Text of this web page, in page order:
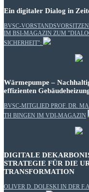
Ein digitaler Dialog in
BVSC-
IM BSI-MAGAZIN ZUM
SICHERHEIT":
Wärmepumpe –
effizienten
BVSC-MITGLIED PROF. DR.
TH BINGEN IM VDI-MAGAZIN
DIGITALE
STRATEGIE FÜR DIE
TRANSFORMATION
OLIVER D. DOLESKI IN DER